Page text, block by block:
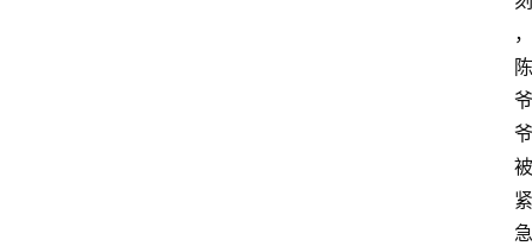
，
陈
爷
爷
被
紧
急